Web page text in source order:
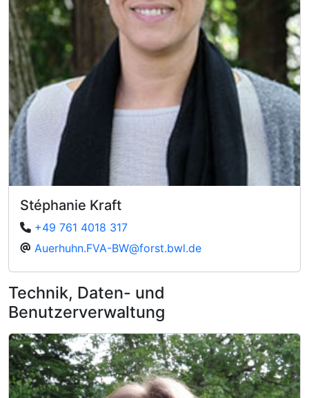
Stéphanie Kraft
+49 761 4018 317
Auerhuhn.FVA-BW@forst.bwl.de
Technik, Daten- und
Benutzerverwaltung